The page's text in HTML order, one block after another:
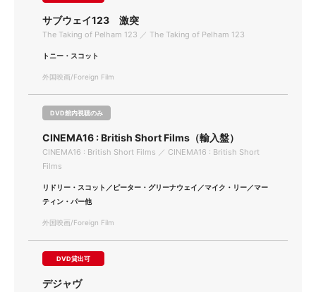
サブウェイ123 激突
The Taking of Pelham 123 ／ The Taking of Pelham 123
トニー・スコット
外国映画/Foreign Film
DVD館内視聴のみ
CINEMA16 : British Short Films（輸入盤）
CINEMA16 : British Short Films ／ CINEMA16 : British Short
Films
リドリー・スコット／ピーター・グリーナウェイ／マイク・リー／マー
ティン・パー他
外国映画/Foreign Film
DVD貸出可
デジャヴ